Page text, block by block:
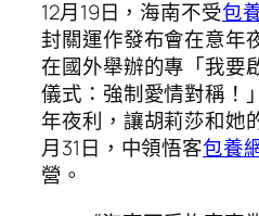
12月19日，海南不受包
封關運作發布會在意年
在國外舉辦的專「我要
儀式：強制愛情對稱！
年夜利，讓胡莉莎和她
月31日，中領悟客包養
營。